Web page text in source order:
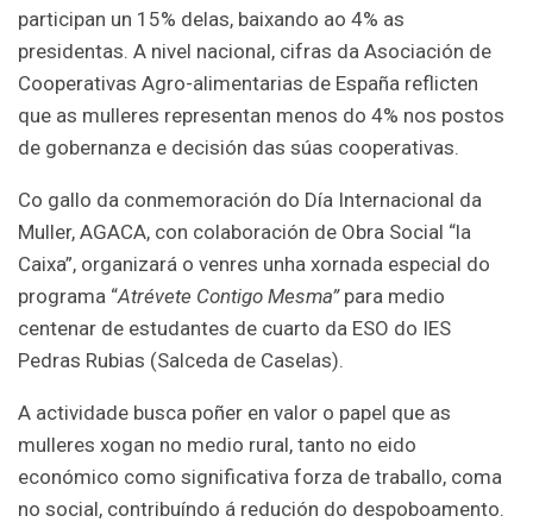
participan un 15% delas, baixando ao 4% as
presidentas. A nivel nacional, cifras da Asociación de
Cooperativas Agro-alimentarias de España reflicten
que as mulleres representan menos do 4% nos postos
de gobernanza e decisión das súas cooperativas.
Co gallo da conmemoración do Día Internacional da
Muller, AGACA, con colaboración de Obra Social “la
Caixa”, organizará o venres unha xornada especial do
programa “Atrévete Contigo Mesma”para medio
centenar de estudantes de cuarto da ESO do IES
Pedras Rubias (Salceda de Caselas).
A actividade busca poñer en valor o papel que as
mulleres xogan no medio rural, tanto no eido
económico como significativa forza de traballo, coma
no social, contribuíndo á redución do despoboamento.